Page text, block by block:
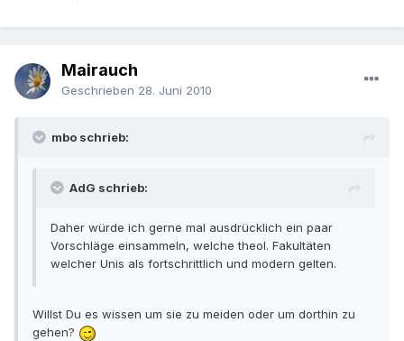
Mairauch
Geschrieben 28. Juni 2010
mbo schrieb:
AdG schrieb:
Daher würde ich gerne mal ausdrücklich ein paar
Vorschläge einsammeln, welche theol. Fakultäten
welcher Unis als fortschrittlich und modern gelten.
Willst Du es wissen um sie zu meiden oder um dorthin zu
gehen?